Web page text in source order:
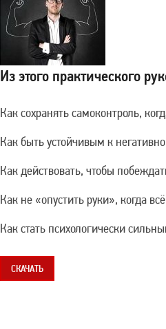
Из этого практического
Как сохранять самоконтроль,
Как быть устойчивым к
Как действовать, чтобы
Как не «опустить руки», когда
Как стать психологически
СКАЧАТЬ